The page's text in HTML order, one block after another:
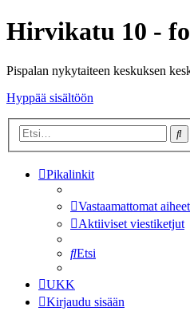
Hirvikatu 10 -
Pispalan nykytaiteen keskuksen
Hyppää sisältöön
Pikalinkit
Vastaamattomat aiheet
Aktiiviset viestiketjut
Etsi
UKK
Kirjaudu sisään